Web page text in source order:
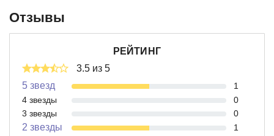
Отзывы
РЕЙТИНГ
3.5 из 5
5 звезд
1
4 звезды
0
3 звезды
0
2 звезды
1